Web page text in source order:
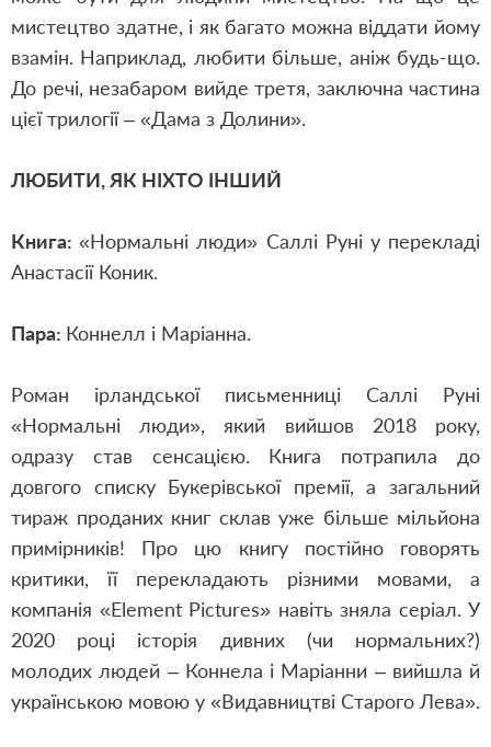
мистецтво здатне, і як багато можна віддати йому
взамін. Наприклад, любити більше, аніж будь-що.
До речі, незабаром вийде третя, заключна частина
цієї трилогії – «Дама з Долини».
ЛЮБИТИ, ЯК НІХТО ІНШИЙ
Книга:«Нормальні люди» Саллі Руні у перекладі
Анастасії Коник.
Пара: Коннелл і Маріанна.
Роман ірландської письменниці Саллі Руні
«Нормальні люди», який вийшов 2018 року,
одразу став сенсацією. Книга потрапила до
довгого спискуБукерівської премії, а загальний
тираж проданих книг склав уже більше мільйона
примірників! Про цю книгу постійно говорять
критики, її перекладають різними мовами, а
компанія «Element Pictures» навіть зняла серіал. У
2020 році історія дивних (чи нормальних?)
молодих людей – Коннела і Маріанни – вийшла й
українською мовою у «Видавництві Старого Лева».